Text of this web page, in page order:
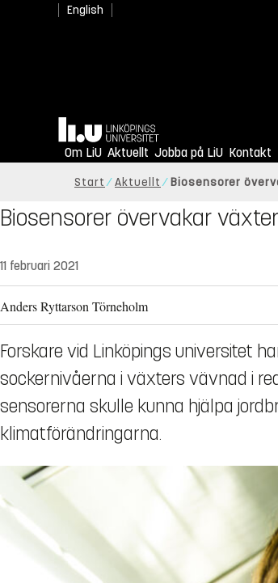
English
Hem
Om LiU Aktuellt Jobba på LiU Kontakt
Start Aktuellt Biosensorer
Biosensorer övervakar
11 februari 2021
Anders Ryttarson Törneholm
Forskare vid Linköpings universitet
sockernivåerna i växters vävnad i
sensorerna skulle kunna hjälpa
klimatförändringarna.